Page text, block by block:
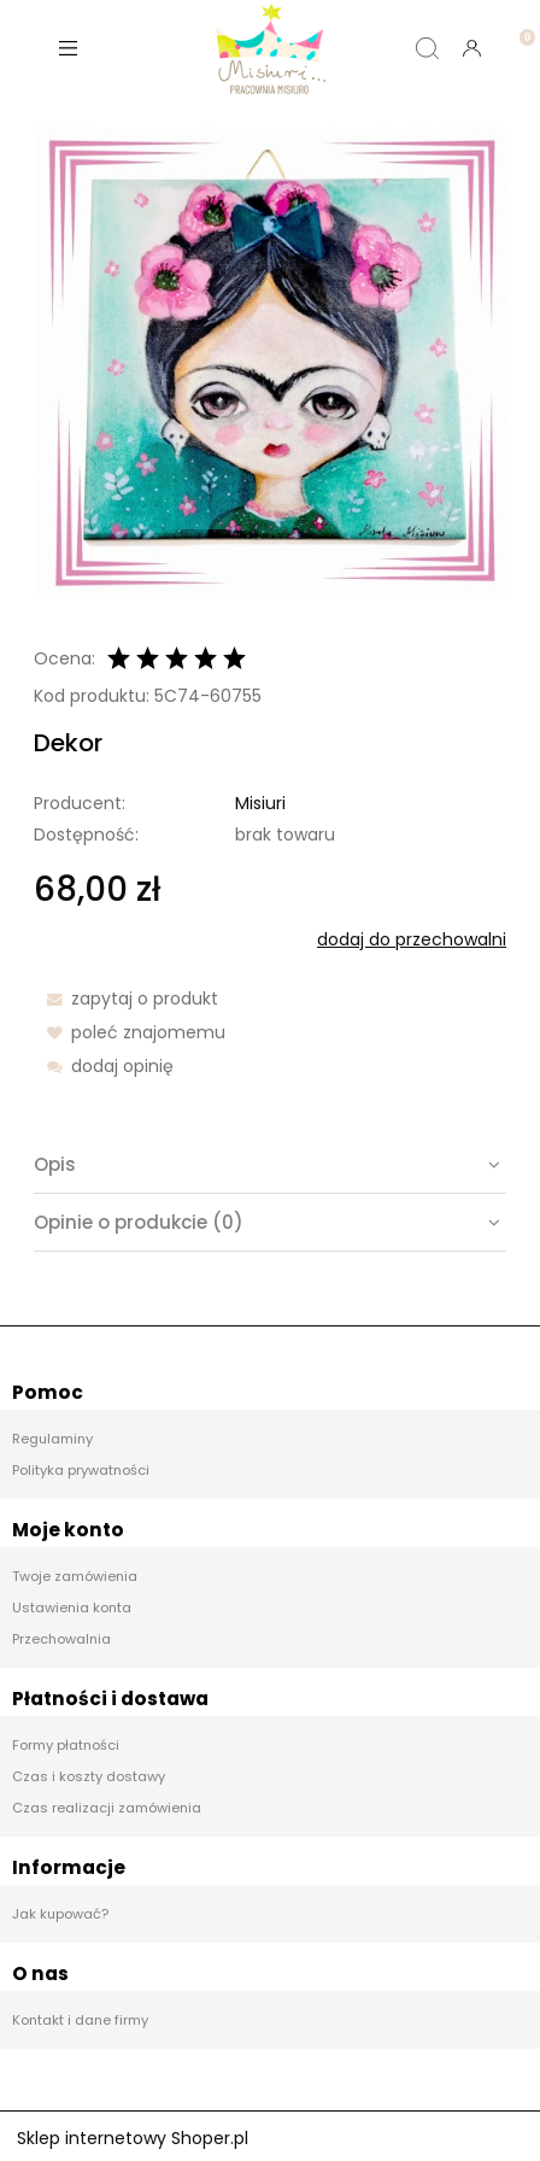
Ocena:
Kod produktu: 5C74-60755
Dekor
Producent:
Misiuri
Dostępność:
brak towaru
68,00 zł
dodaj do przechowalni
zapytaj o produkt
poleć znajomemu
dodaj opinię
Opis
Opinie o produkcie (0)
Pomoc
Regulaminy
Polityka prywatności
Moje konto
Twoje zamówienia
Ustawienia konta
Przechowalnia
Płatności i dostawa
Formy płatności
Czas i koszty dostawy
Czas realizacji zamówienia
Informacje
Jak kupować?
O nas
Kontakt i dane firmy
Sklep internetowy Shoper.pl